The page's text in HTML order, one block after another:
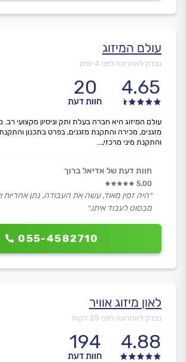
עולם המיזוג
נבדק לאחרונה לפני 4 ימים
4.65
20
חוות דעת
055-4582710
עולם המיזוג היא חברה בעלת ותק וניסיון מקצועי רב.
והתקנת מיני מרכזי,...
חוות דעת של אדיאל ברוך
5.00
״היה זמין מאוד, עשה את העבודה, נתן אחריות
מבסוט לעבוד איתו.״
לאון מיזוג אוויר
נבדק לאחרונה לפני 25 דקות
4.88
194
חוות דעת